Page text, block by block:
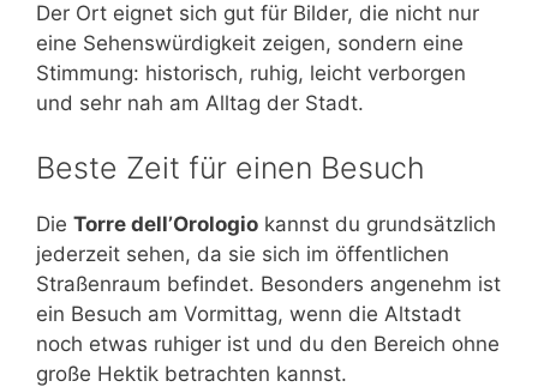
Der Ort eignet sich gut für Bilder, die nicht nur
eine Sehenswürdigkeit zeigen, sondern eine
Stimmung: historisch, ruhig, leicht verborgen
und sehr nah am Alltag der Stadt.
Beste Zeit für einen Besuch
Die Torre dell’Orologio kannst du grundsätzlich
jederzeit sehen, da sie sich im öffentlichen
Straßenraum befindet. Besonders angenehm ist
ein Besuch am Vormittag, wenn die Altstadt
noch etwas ruhiger ist und du den Bereich ohne
große Hektik betrachten kannst.